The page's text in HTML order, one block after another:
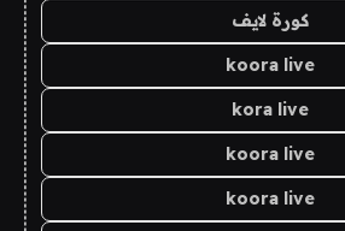
كورة لايف
koora live
kora live
koora live
koora live